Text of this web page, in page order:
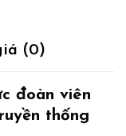
(0)
đoàn viên
thống